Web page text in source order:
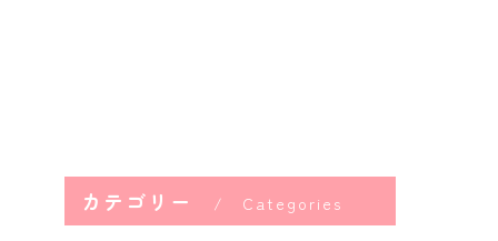
カテゴリー Categories